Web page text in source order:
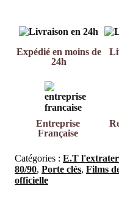
Expédié en moins de
24h
Entreprise
Française
Catégories : E.T
80/90, Porte clés, Films
officielle